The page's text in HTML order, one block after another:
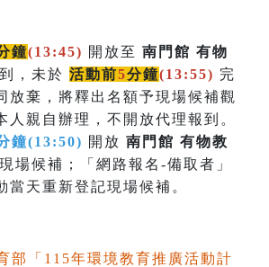
鐘(13:45) 開放至 南門館 有物
，未於 活動前5分鐘(13:55) 完
放棄，將釋出名額予現場候補觀
人親自辦理，不開放代理報到。
鐘(13:50) 開放 南門館 有物教
場候補；「網路報名-備取者」
當天重新登記現場候補。
部「115年環境教育推廣活動計